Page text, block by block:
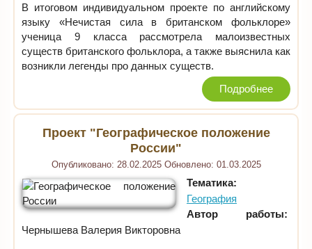
В итоговом индивидуальном проекте по английскому
языку «Нечистая сила в британском фольклоре​»
ученица 9 класса рассмотрела малоизвестных
существ британского фольклора, а также выяснила как
возникли легенды про данных существ.
Подробнее
Проект "Географическое положение
России"
Опубликовано: 28.02.2025 Обновлено: 01.03.2025
Тематика:
География
Автор работы:
Чернышева Валерия Викторовна